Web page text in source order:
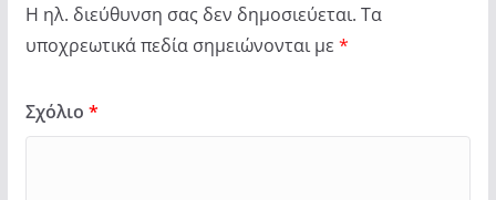
Η ηλ. διεύθυνση σας δεν δημοσιεύεται. Τα
υποχρεωτικά πεδία σημειώνονται με *
Σχόλιο *